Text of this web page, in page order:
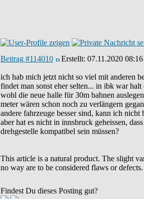
Beitrag #114010 Erstellt: 07.11.2020 08:16
ich hab mich jetzt nicht so viel mit anderen
findet man sonst eher selten... in ibk war
wohl die neue halle für 30m bahnen
meter wären schon noch zu verlängern
andere fahrzeuge besser sind, kann ich nicht
aber hat es nicht in innsbruck geheissen,
drehgestelle kompatibel sein müssen?
This article is a natural product. The slight
no way are to be considered flaws or defects.
Findest Du dieses Posting gut?